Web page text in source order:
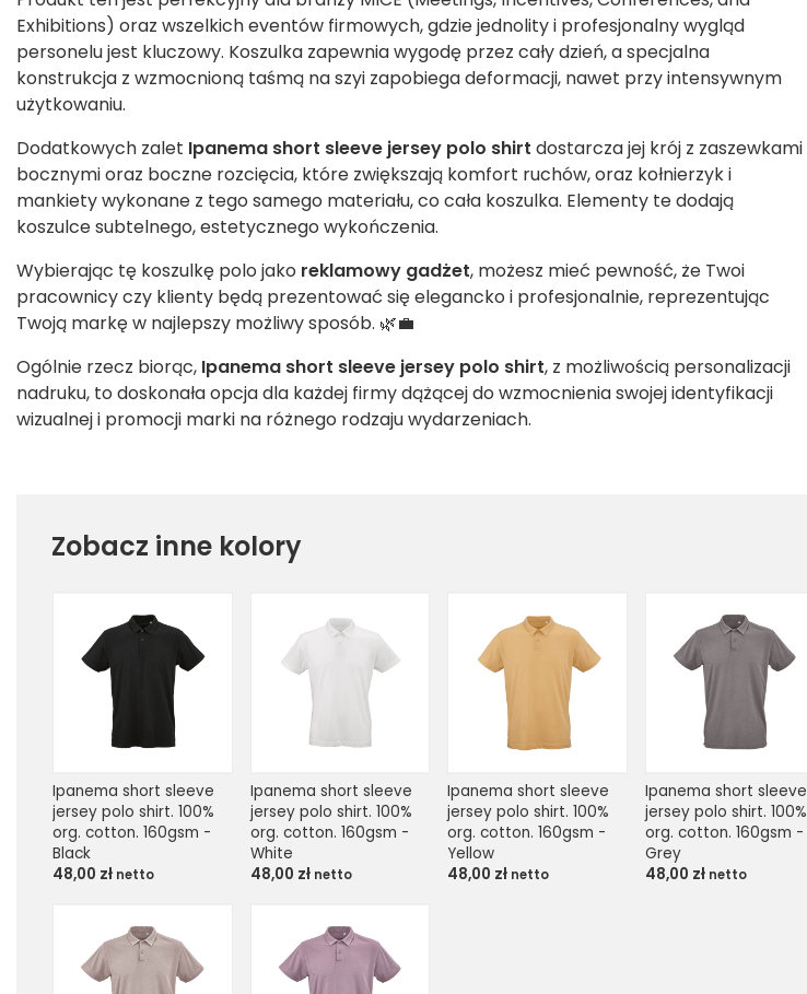
Exhibitions) oraz wszelkich eventów firmowych, gdzie jednolity i profesjonalny wygląd
personelu jest kluczowy. Koszulka zapewnia wygodę przez cały dzień, a specjalna
konstrukcja z wzmocnioną taśmą na szyi zapobiega deformacji, nawet przy intensywnym
użytkowaniu.
Dodatkowych zalet Ipanema short sleeve jersey polo shirt dostarcza jej krój z zaszewkami
bocznymi oraz boczne rozcięcia, które zwiększają komfort ruchów, oraz kołnierzyk i
mankiety wykonane z tego samego materiału, co cała koszulka. Elementy te dodają
koszulce subtelnego, estetycznego wykończenia.
Wybierając tę koszulkę polo jako reklamowy gadżet, możesz mieć pewność, że Twoi
pracownicy czy klienty będą prezentować się elegancko i profesjonalnie, reprezentując
Twoją markę w najlepszy możliwy sposób. 🌿💼
Ogólnie rzecz biorąc, Ipanema short sleeve jersey polo shirt, z możliwością personalizacji
nadruku, to doskonała opcja dla każdej firmy dążącej do wzmocnienia swojej identyfikacji
wizualnej i promocji marki na różnego rodzaju wydarzeniach.
Zobacz inne kolory
Ipanema short sleeve
jersey polo shirt. 100%
org. cotton. 160gsm -
Black
48,00 zł netto
Ipanema short sleeve
jersey polo shirt. 100%
org. cotton. 160gsm -
White
48,00 zł netto
Ipanema short sleeve
jersey polo shirt. 100%
org. cotton. 160gsm -
Yellow
48,00 zł netto
Ipanema short sleeve
jersey polo shirt. 100%
org. cotton. 160gsm -
Grey
48,00 zł netto